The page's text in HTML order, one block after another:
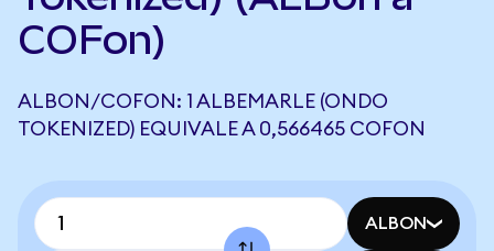
COFon)
ALBON/COFON: 1 ALBEMARLE (ONDO
TOKENIZED) EQUIVALE A 0,566465 COFON
ALBON